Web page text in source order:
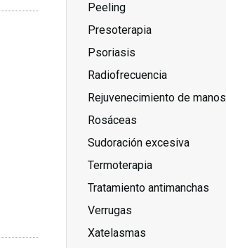
Peeling
Presoterapia
Psoriasis
Radiofrecuencia
Rejuvenecimiento de manos
Rosáceas
Sudoración excesiva
Termoterapia
Tratamiento antimanchas
Verrugas
Xatelasmas